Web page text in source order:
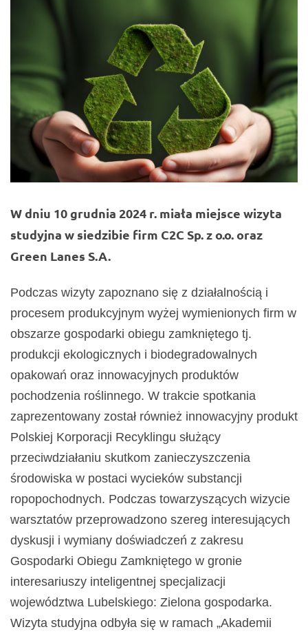
W dniu 10 grudnia 2024 r. miała miejsce wizyta
studyjna w siedzibie firm C2C Sp. z o.o. oraz
Green Lanes S.A.
Podczas wizyty zapoznano się z działalnością i
procesem produkcyjnym wyżej wymienionych firm w
obszarze gospodarki obiegu zamkniętego tj.
produkcji ekologicznych i biodegradowalnych
opakowań oraz innowacyjnych produktów
pochodzenia roślinnego. W trakcie spotkania
zaprezentowany został również innowacyjny produkt
Polskiej Korporacji Recyklingu służący
przeciwdziałaniu skutkom zanieczyszczenia
środowiska w postaci wycieków substancji
ropopochodnych. Podczas towarzyszących wizycie
warsztatów przeprowadzono szereg interesujących
dyskusji i wymiany doświadczeń z zakresu
Gospodarki Obiegu Zamkniętego w gronie
interesariuszy inteligentnej specjalizacji
województwa Lubelskiego: Zielona gospodarka.
Wizyta studyjna odbyła się w ramach „Akademii